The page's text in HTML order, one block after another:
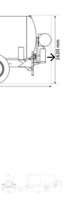
Weiter
arrow_forward